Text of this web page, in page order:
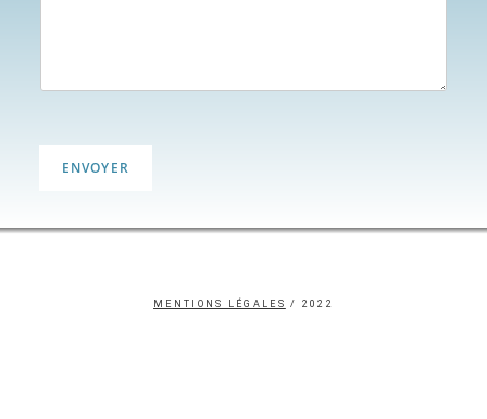
ENVOYER
MENTIONS LÉGALES / 2022